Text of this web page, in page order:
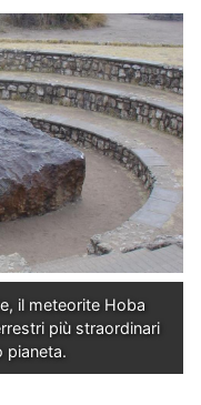
il meteorite Hoba
più straordinari
pianeta.